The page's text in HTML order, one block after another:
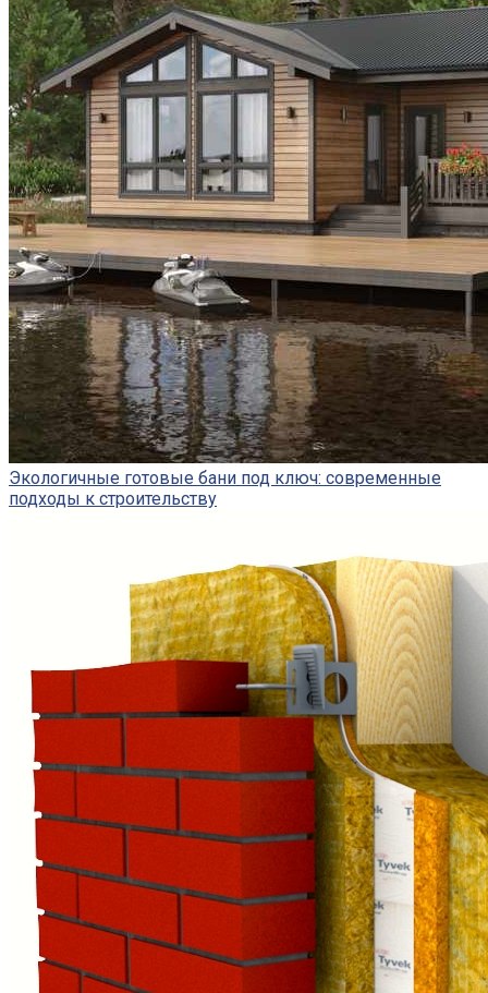
Экологичные готовые бани под ключ: современные
подходы к строительству